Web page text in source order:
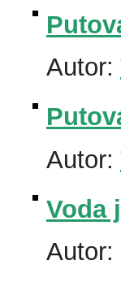
Autor:
Autor:
Voda
Autor: